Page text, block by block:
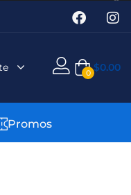
0 $0.00
Promos